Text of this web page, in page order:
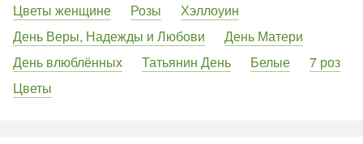
Цветы женщине Розы
Хэллоуин
День Веры, Надежды и Любови
День Матери
День влюблённых
Татьянин День Белые
7 роз
Цветы